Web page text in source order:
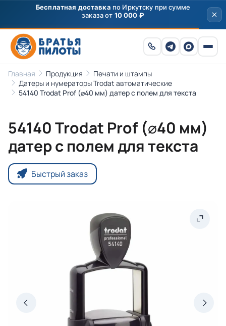
Бесплатная доставка по Иркутску при сумме
заказа от 10 000 ₽
Главная Продукция
Печати и штампы
Датеры и нумераторы Trodat автоматические
54140 Trodat Prof (⌀40 мм) датер с полем для текста
54140 Trodat Prof (⌀40 мм)
датер с полем для текста
Быстрый заказ